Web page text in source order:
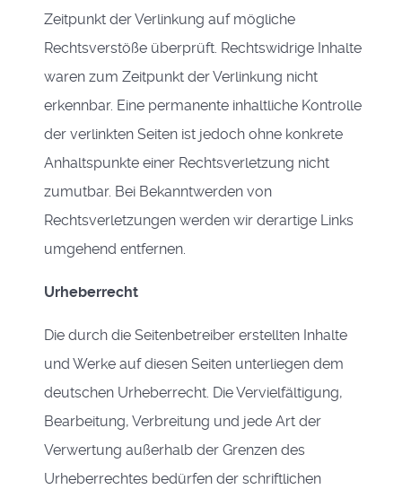
Zeitpunkt der Verlinkung auf mögliche
Rechtsverstöße überprüft. Rechtswidrige Inhalte
waren zum Zeitpunkt der Verlinkung nicht
erkennbar. Eine permanente inhaltliche Kontrolle
der verlinkten Seiten ist jedoch ohne konkrete
Anhaltspunkte einer Rechtsverletzung nicht
zumutbar. Bei Bekanntwerden von
Rechtsverletzungen werden wir derartige Links
umgehend entfernen.
Urheberrecht
Die durch die Seitenbetreiber erstellten Inhalte
und Werke auf diesen Seiten unterliegen dem
deutschen Urheberrecht. Die Vervielfältigung,
Bearbeitung, Verbreitung und jede Art der
Verwertung außerhalb der Grenzen des
Urheberrechtes bedürfen der schriftlichen